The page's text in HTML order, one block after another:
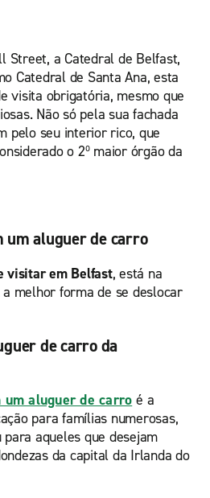
Street, a Catedral de Belfast,
Catedral de Santa Ana, esta
visita obrigatória, mesmo que
Não só pela sua fachada
pelo seu interior rico, que
o 2º maior órgão da
um aluguer de carro
visitar em Belfast, está na
melhor forma de se deslocar
de carro da
aluguer de carro é a
para famílias numerosas,
aqueles que desejam
da capital da Irlanda do